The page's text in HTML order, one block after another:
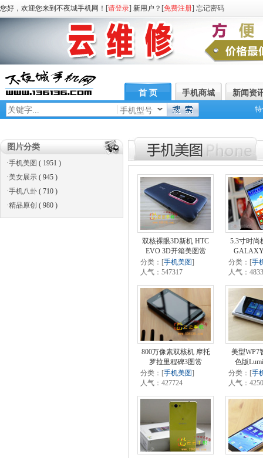
您好，欢迎您来到不夜城手机网！[请登录] 新用户？[免费注册] 忘记密码
首 页 手机商城
新闻资
手机型号
图片分类
·手机美图 ( 1951 )
·美女展示 ( 945 )
·手机八卦 ( 710 )
·精品原创 ( 980 )
双核裸眼3D新机 HTC
EVO 3D开箱美图赏
分类：[手机美图]
人气：547317
5.3寸时尚
分类：[手
人气：
800万像素双核机 摩托
罗拉里程碑3图赏
分类：[手机美图]
人气：427724
美型WP7
色版
分类：[手
人气：